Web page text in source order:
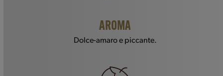
AROMA
Dolce-amaro e piccante.